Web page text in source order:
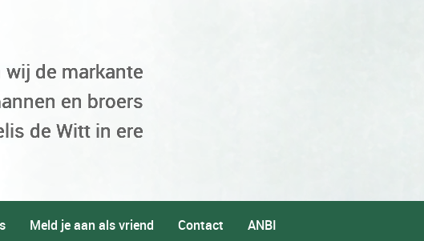
de markante
en broers
de Witt in ere
Meld je aan als vriend Contact ANBI